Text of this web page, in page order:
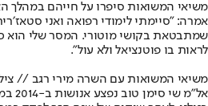
משיאי המשואות סיפרו על חייהם במהלך
אמרה: ״סיימתי לימודי רפואה ואני
שמתבטאת בקושי מוטורי. המסר שלי הוא
לראות בו פוטנציאל ולא עול״.
משיאי המשואות עם השרה מירי רגב //
אל״מ